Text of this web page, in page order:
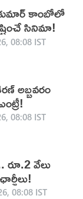
కాంబోలో
సినిమా!
08:08 IST
అబ్బవరం
08:08 IST
రూ.2 వేలు
08:08 IST